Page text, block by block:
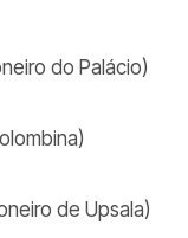
do Palácio)
de Upsala)